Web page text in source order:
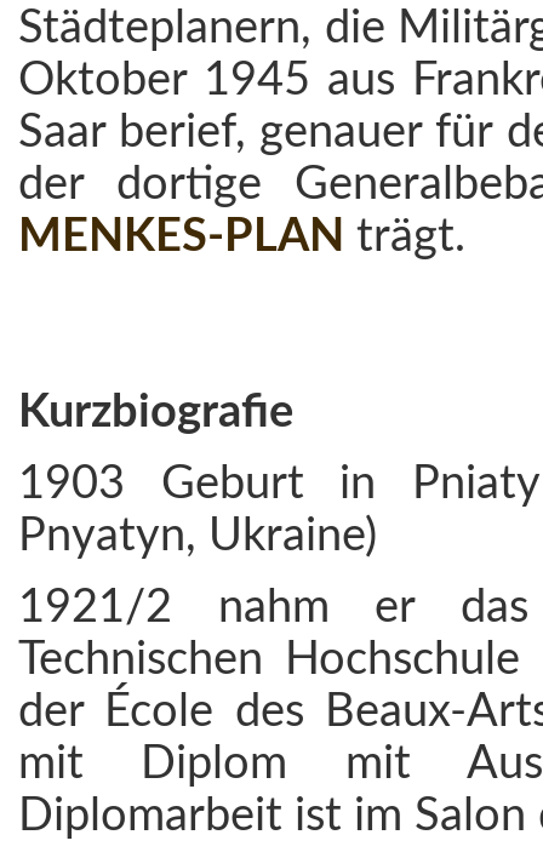
Städteplanern, die
Oktober 1945 aus
Saar berief, genauer für
der dortige
MENKES-PLAN trägt.
Kurzbiografie
1903 Geburt in
Pnyatyn, Ukraine)
1921/2 nahm er das
Technischen
der École des Beaux-
mit Diplom mit
Diplomarbeit ist im Salon